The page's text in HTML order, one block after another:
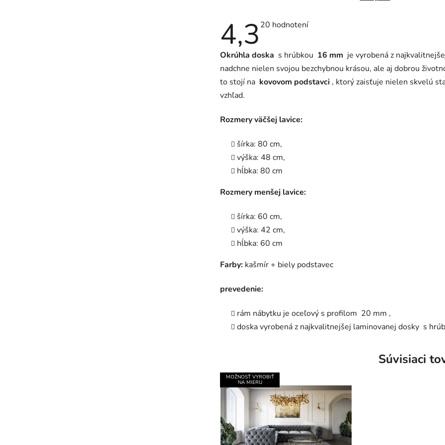
4,3 Priemerné
4,3
5
hviezdičiek.
20 hodnotení
Okrúhla doska s hrúbkou 16 mm je vyrobená z
nadchne nielen svojou bezchybnou krásou, ale aj dobrou
to stojí na kovovom podstavci , ktorý zaisťuje nielen skvelú
vzhľad.
Rozmery väčšej lavice:
šírka: 80 cm,
výška: 48 cm,
hĺbka: 80 cm
Rozmery menšej lavice:
šírka: 60 cm,
výška: 42 cm,
hĺbka: 60 cm
Farby: kašmír + biely podstavec
prevedenie:
rám nábytku je oceľový s profilom 20 mm ,
doska vyrobená z najkvalitnejšej laminovanej dosky s
Súvisiaci
MOŽNOSŤ VYROBIŤ
NA MIERU